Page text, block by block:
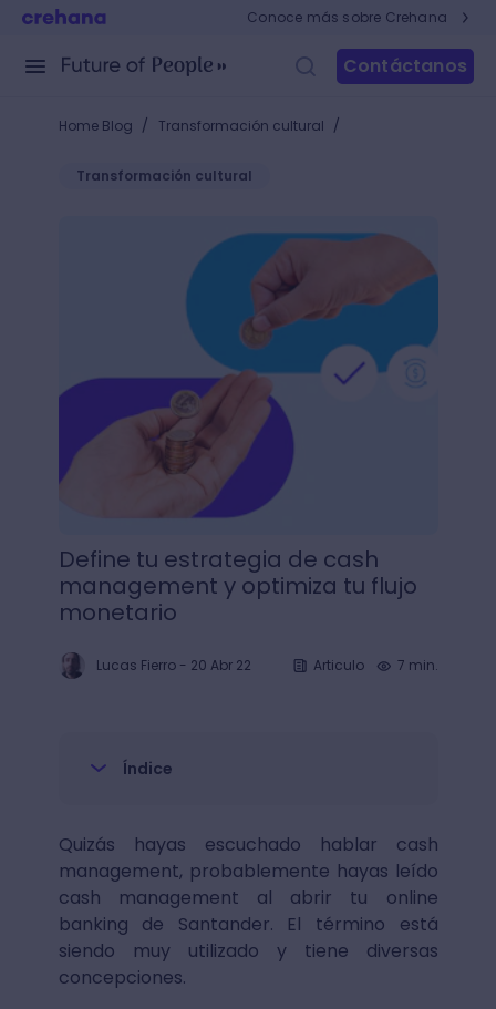
Conoce más sobre Crehana
Contáctanos
Home Blog / Transformación cultural /
Transformación cultural
Define tu estrategia de cash
management y optimiza tu flujo
monetario
Lucas Fierro- 20 Abr 22 Articulo 7 min.
Índice
Quizás hayas escuchado hablar cash
management, probablemente hayas leído
cash management al abrir tu online
banking de Santander. El término está
siendo muy utilizado y tiene diversas
concepciones.